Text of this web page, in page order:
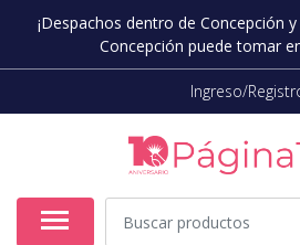
¡Despachos dentro de Concepción
Concepción puede tomar
Ingreso/